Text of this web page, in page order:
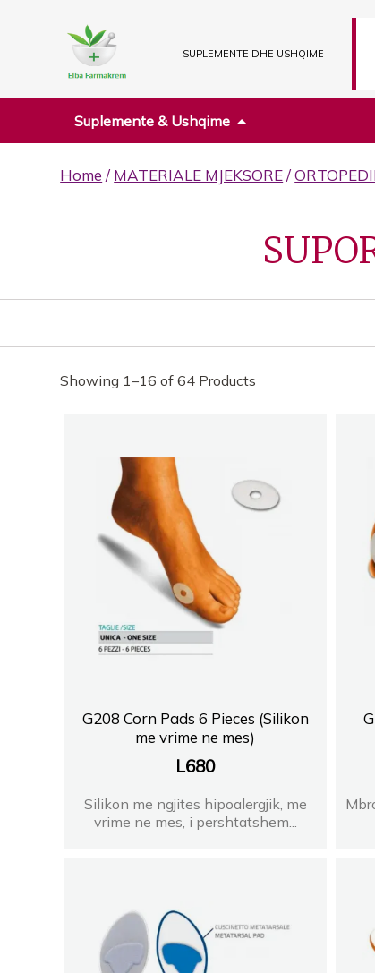
SUPLEMENTE DHE USHQIME
Suplemente & Ushqime
Home / MATERIALE MJEKSORE/
Showing 1–16 of 64 Products
G208 Corn Pads 6 Pieces (Silikon
me vrime ne mes)
L680
Silikon me ngjites hipoalergjik, me
vrime ne mes, i pershtatshem...